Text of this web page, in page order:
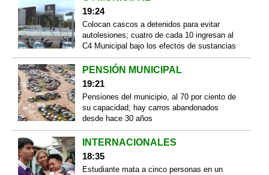
19:24
Colocan cascos a detenidos para evitar
autolesiones; cuatro de cada 10 ingresan al
C4 Municipal bajo los efectos de sustancias
PENSIÓN MUNICIPAL
19:21
Pensiones del municipio, al 70 por ciento de
su capacidad; hay carros abandonados
desde hace 30 años
INTERNACIONALES
18:35
Estudiante mata a cinco personas en un